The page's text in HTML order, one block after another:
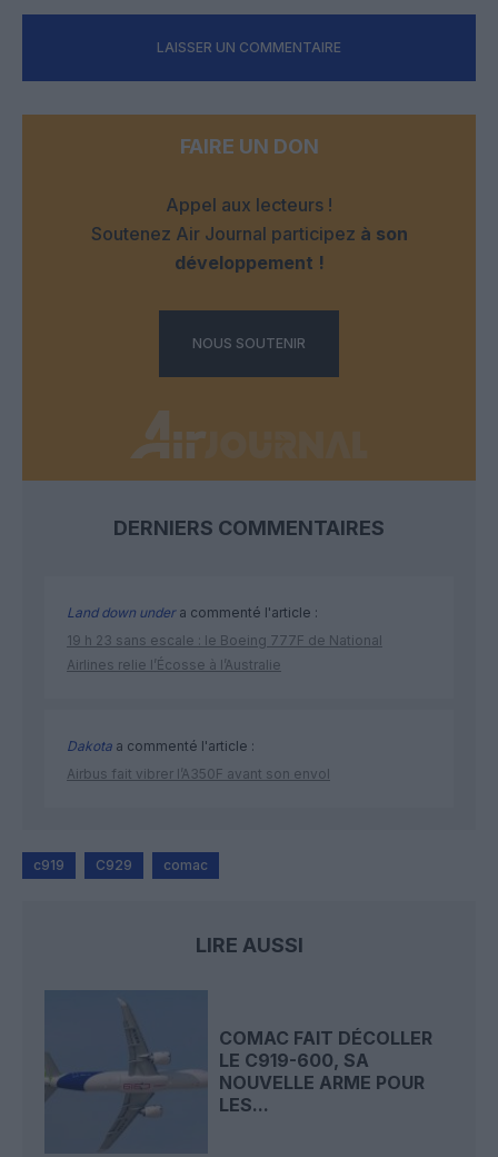
LAISSER UN COMMENTAIRE
FAIRE UN DON
Appel aux lecteurs !
Soutenez Air Journal participez à son
développement !
NOUS SOUTENIR
DERNIERS COMMENTAIRES
Land down undera commenté l'article :
19 h 23 sans escale : le Boeing 777F de National
Airlines relie l’Écosse à l’Australie
Dakota a commenté l'article :
Airbus fait vibrer l’A350F avant son envol
c919 C929 comac
LIRE AUSSI
COMAC FAIT DÉCOLLER
LE C919-600, SA
NOUVELLE ARME POUR
LES...